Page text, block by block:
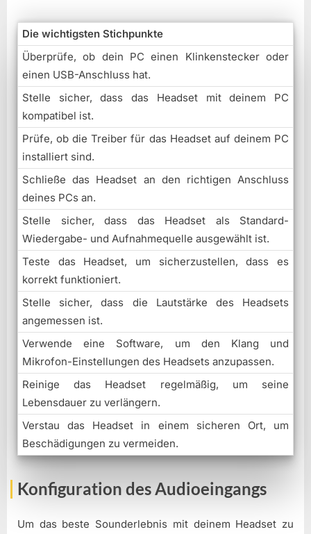
Die wichtigsten Stichpunkte
Überprüfe, ob dein PC einen Klinkenstecker oder
einen USB-Anschluss hat.
Stelle sicher, dass das Headset mit deinem PC
kompatibel ist.
Prüfe, ob die Treiber für das Headset auf deinem PC
installiert sind.
Schließe das Headset an den richtigen Anschluss
deines PCs an.
Stelle sicher, dass das Headset als Standard-
Wiedergabe- und Aufnahmequelle ausgewählt ist.
Teste das Headset, um sicherzustellen, dass es
korrekt funktioniert.
Stelle sicher, dass die Lautstärke des Headsets
angemessen ist.
Verwende eine Software, um den Klang und
Mikrofon-Einstellungen des Headsets anzupassen.
Reinige das Headset regelmäßig, um seine
Lebensdauer zu verlängern.
Verstau das Headset in einem sicheren Ort, um
Beschädigungen zu vermeiden.
Konfiguration des Audioeingangs
Um das beste Sounderlebnis mit deinem Headset zu